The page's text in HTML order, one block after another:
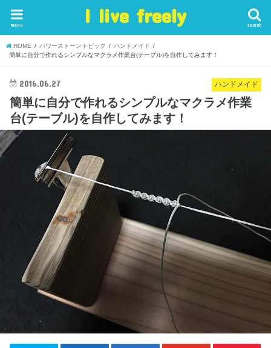
I live freely search
menu
HOME パワーストーントピック
ハンドメイド
簡単に自分で作れるシンプルなマクラメ作業台(テーブル)を自作してみます！
ハンドメイド
2016.06.27
簡単に自分で作れるシンプルなマクラメ作業
台(テーブル)を自作してみます！